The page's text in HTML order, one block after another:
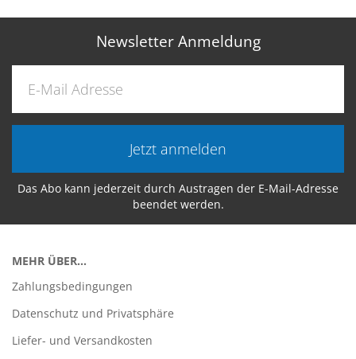
Newsletter Anmeldung
Jetzt anmelden
Das Abo kann jederzeit durch Austragen der E-Mail-Adresse
beendet werden.
MEHR ÜBER...
Zahlungsbedingungen
Datenschutz und Privatsphäre
Liefer- und Versandkosten